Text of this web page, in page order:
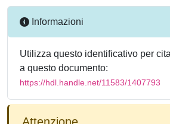
Informazioni
Utilizza questo identificativo per
a questo documento:
https://hdl.handle.net/11583/1407793